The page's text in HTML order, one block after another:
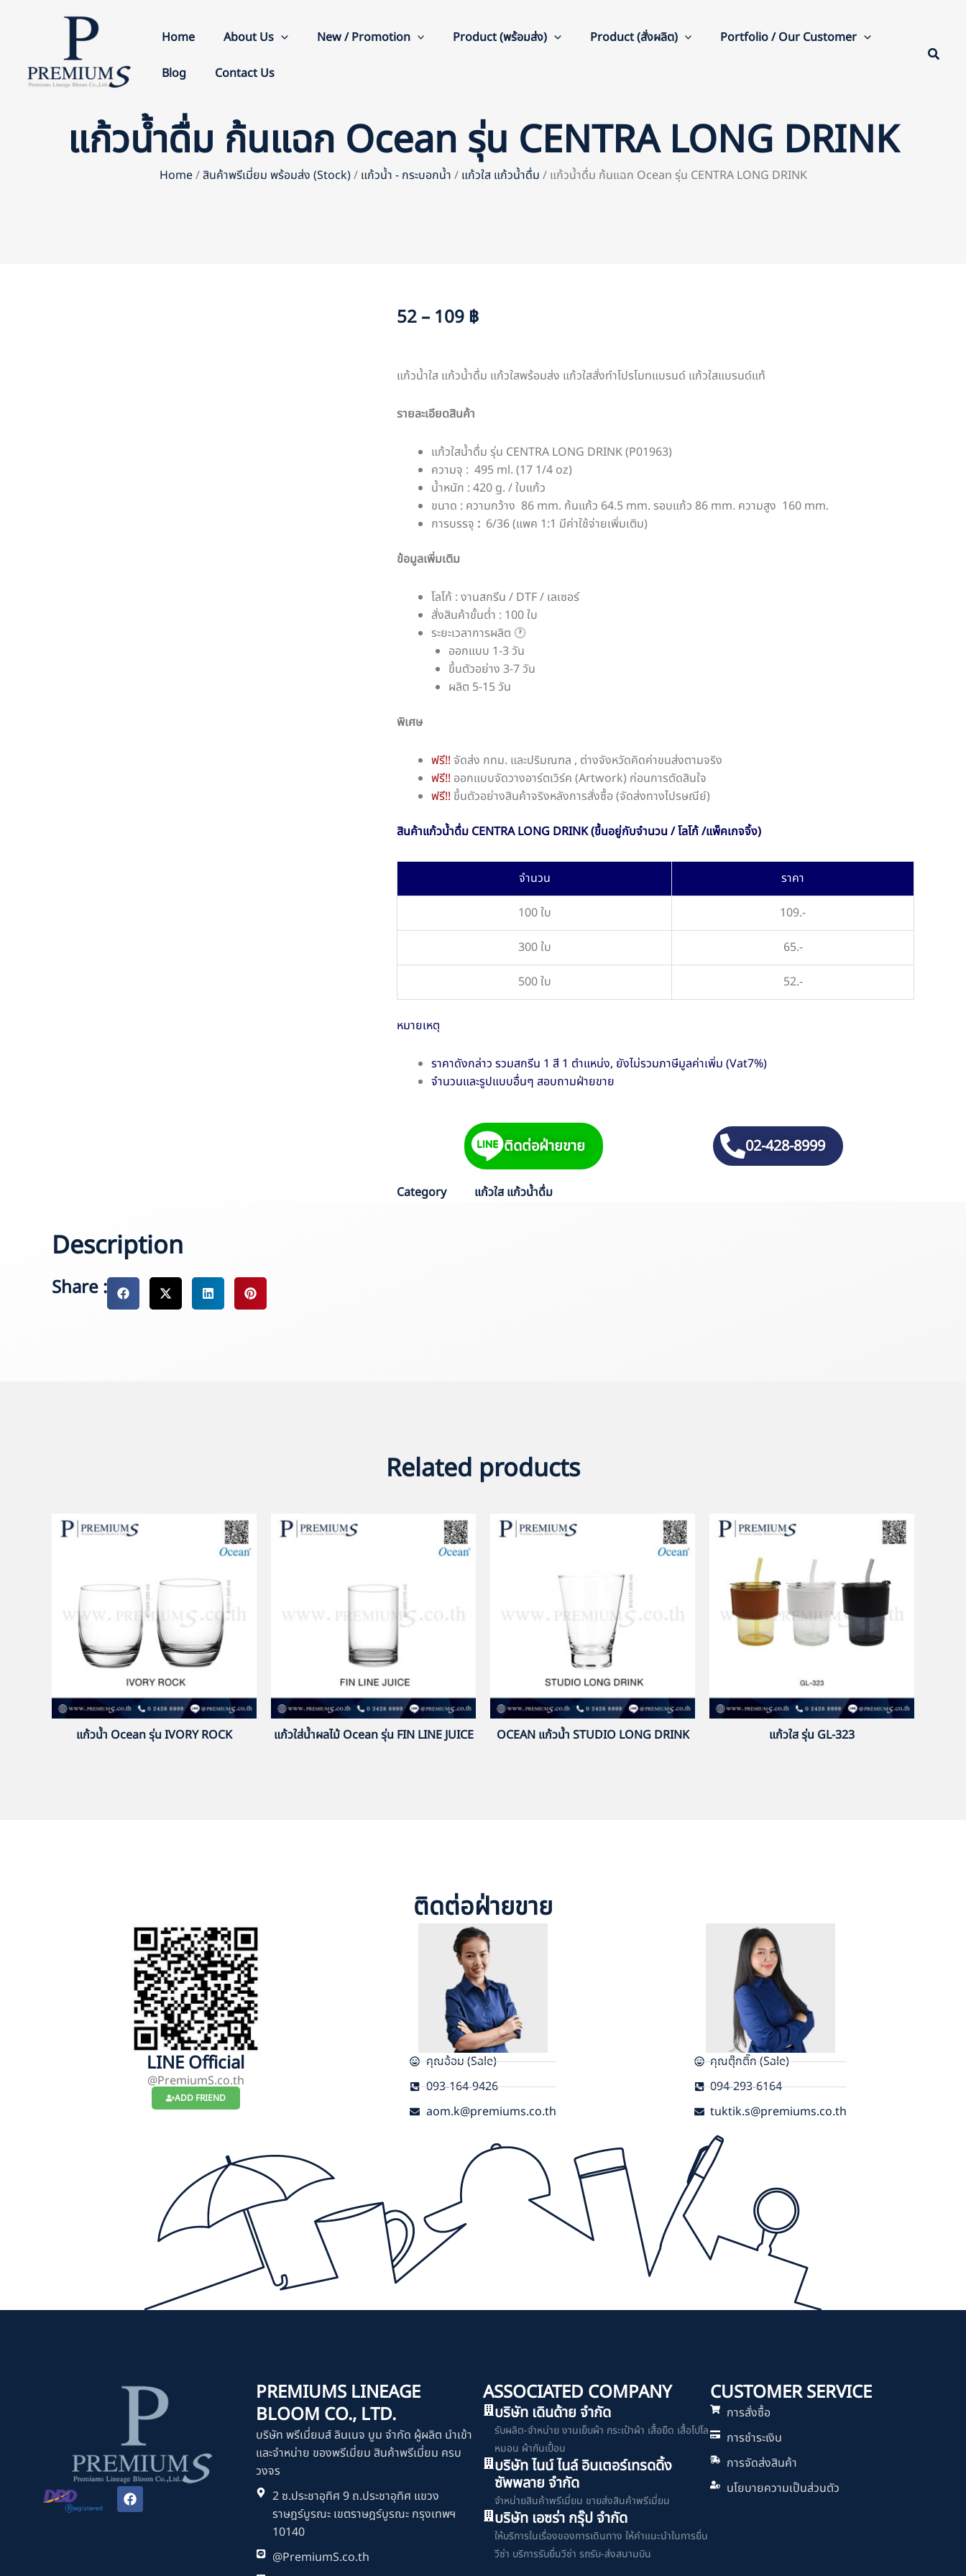
Home About Us New / Promotion Product (พร้อมส่ง) Product (สั่งผลิต) Portfolio / Our Customer
Blog Contact Us
แก้วน้ำดื่ม ก้นแฉก Ocean รุ่น CENTRA LONG DRINK
Home/สินค้าพรีเมี่ยม พร้อมส่ง (Stock)/ แก้วน้ำ - กระบอกน้ำ / แก้วใส แก้วน้ำดื่ม / แก้วน้ำดื่ม ก้นแฉก Ocean รุ่น CENTRA LONG DRINK
52 – 109 ฿
แก้วน้ำใส แก้วน้ำดื่ม แก้วใสพร้อมส่ง แก้วใสสั่งทำโปรโมทแบรนด์ แก้วใสแบรนด์แท้
รายละเอียดสินค้า
แก้วใสน้ำดื่ม รุ่น CENTRA LONG DRINK (P01963)
ความจุ : 495 ml. (17 1/4 oz)
น้ำหนัก : 420 g. / ใบแก้ว
ขนาด : ความกว้าง 86 mm. ก้นแก้ว 64.5 mm. รอบแก้ว 86 mm. ความสูง 160 mm.
การบรรจุ : 6/36 (แพค 1:1 มีค่าใช้จ่ายเพิ่มเติม)
ข้อมูลเพิ่มเติม
โลโก้ : งานสกรีน / DTF / เลเซอร์
สั่งสินค้าขั้นต่ำ : 100 ใบ
ระยะเวลาการผลิต 🕐
ออกแบบ 1-3 วัน
ขึ้นตัวอย่าง 3-7 วัน
ผลิต 5-15 วัน
พิเศษ
ฟรี!! จัดส่ง กทม. และปริมณฑล , ต่างจังหวัดคิดค่าขนส่งตามจริง
ฟรี!! ออกแบบจัดวางอาร์ตเวิร์ค (Artwork) ก่อนการตัดสินใจ
ฟรี!! ขึ้นตัวอย่างสินค้าจริงหลังการสั่งซื้อ (จัดส่งทางไปรษณีย์)
สินค้าแก้วน้ำดื่ม CENTRA LONG DRINK (ขึ้นอยู่กับจำนวน / โลโก้ /แพ็คเกจจิ้ง)
จำนวน
ราคา
100 ใบ
109.-
300 ใบ
65.-
500 ใบ
52.-
หมายเหตุ
ราคาดังกล่าว รวมสกรีน 1 สี 1 ตำแหน่ง, ยังไม่รวมภาษีมูลค่าเพิ่ม (Vat7%)
จำนวนและรูปแบบอื่นๆ สอบถามฝ่ายขาย
ติดต่อฝ่ายขาย 02-428-8999
Category แก้วใส แก้วน้ำดื่ม
Description
Share :
Related products
แก้วน้ำ Ocean รุ่น IVORY ROCK แก้วใส่น้ำผลไม้ Ocean รุ่น FIN LINE JUICE OCEAN แก้วน้ำ STUDIO LONG DRINK แก้วใส รุ่น GL-323
ติดต่อฝ่ายขาย
LINE Official
@PremiumS.co.th
ADD FRIEND
คุณอ้อม (Sale)
093-164-9426
aom.k@premiums.co.th
คุณตุ๊กติ๊ก (Sale)
094-293-6164
tuktik.s@premiums.co.th
F
a
c
PREMIUMS LINEAGE
BLOOM CO., LTD.
บริษัท พรีเมี่ยมส์ ลินเนจ บูม จำกัด ผู้ผลิต นำเข้า
และจำหน่าย ของพรีเมี่ยม สินค้าพรีเมี่ยม ครบ
วงจร
2 ซ.ประชาอุทิศ 9 ถ.ประชาอุทิศ แขวง
ราษฎร์บูรณะ เขตราษฎร์บูรณะ กรุงเทพฯ
10140
@PremiumS.co.th
ASSOCIATED COMPANY
บริษัท เดินด้าย จำกัด
รับผลิต-จำหน่าย งานเย็บผ้า กระเป๋าผ้า เสื้อยืด เสื้อโปโล
หมอน ผ้ากันเปื้อน
บริษัท ไนน์ ไนล์ อินเตอร์เทรดดิ้ง
ซัพพลาย จำกัด
จำหน่ายสินค้าพรีเมี่ยม ขายส่งสินค้าพรีเมี่ยม
บริษัท เอซร่า กรุ๊ป จำกัด
ให้บริการในเรื่องของการเดินทาง ให้คำแนะนำในการยื่น
วีซ่า บริการรับยื่นวีซ่า รถรับ-ส่งสนามบิน
CUSTOMER SERVICE
การสั่งซื้อ
การชำระเงิน
การจัดส่งสินค้า
นโยบายความเป็นส่วนตัว